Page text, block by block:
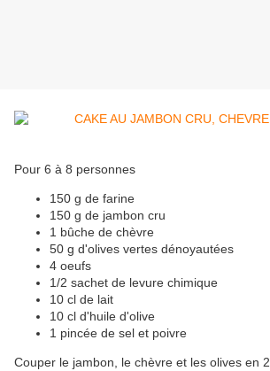
Pour 6 à 8 personnes
150 g de farine
150 g de jambon cru
1 bûche de chèvre
50 g d'olives vertes dénoyautées
4 oeufs
1/2 sachet de levure chimique
10 cl de lait
10 cl d'huile d'olive
1 pincée de sel et poivre
Couper le jambon, le chèvre et les olives en 2.